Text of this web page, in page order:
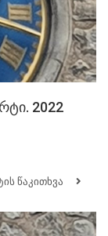
2022
წაკითხვა